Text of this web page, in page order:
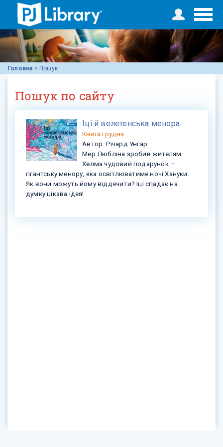
Головна > Пошук
Пошук по сайту
Іці й велетенська менора
Книгагрудня
Автор: Річард Унгар
Мер Любліна зробив жителям
Хелма чудовий подарунок —
гігантську менору, яка освітлюватиме ночі Хануки.
Як вони можуть йому віддячити? Іці спадає на
думку цікава ідея!